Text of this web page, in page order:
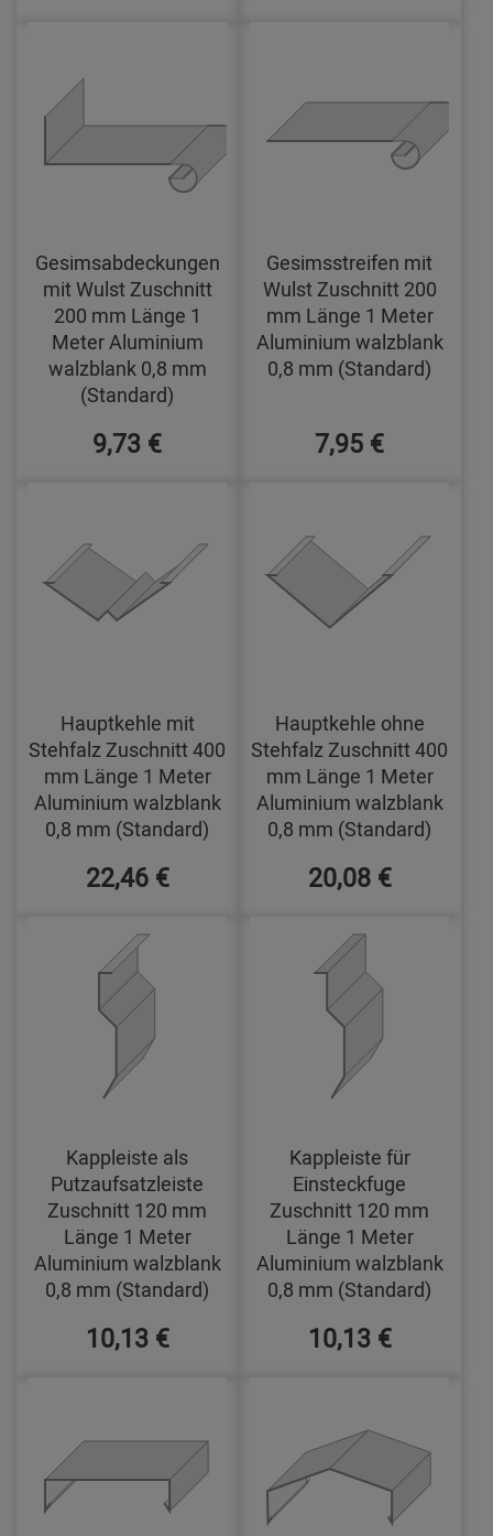
Gesimsabdeckungen
mit Wulst Zuschnitt
200 mm Länge 1
Meter Aluminium
walzblank 0,8 mm
(Standard)
9,73 €
Gesimsstreifen mit
Wulst Zuschnitt 200
mm Länge 1 Meter
Aluminium walzblank
0,8 mm (Standard)
7,95 €
Hauptkehle mit
Stehfalz Zuschnitt 400
mm Länge 1 Meter
Aluminium walzblank
0,8 mm (Standard)
22,46 €
Hauptkehle ohne
Stehfalz Zuschnitt 400
mm Länge 1 Meter
Aluminium walzblank
0,8 mm (Standard)
20,08 €
Kappleiste als
Putzaufsatzleiste
Zuschnitt 120 mm
Länge 1 Meter
Aluminium walzblank
0,8 mm (Standard)
10,13 €
Kappleiste für
Einsteckfuge
Zuschnitt 120 mm
Länge 1 Meter
Aluminium walzblank
0,8 mm (Standard)
10,13 €